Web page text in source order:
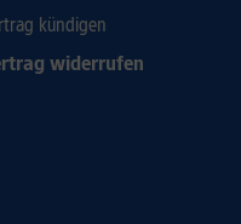
kündigen
widerrufen